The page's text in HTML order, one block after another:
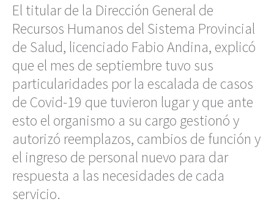
El titular de la Dirección General de
Recursos Humanos del Sistema Provincial
de Salud, licenciado Fabio Andina, explicó
que el mes de septiembre tuvo sus
particularidades por la escalada de casos
de Covid-19 que tuvieron lugar y que ante
esto el organismo a su cargo gestionó y
autorizó reemplazos, cambios de función y
el ingreso de personal nuevo para dar
respuesta a las necesidades de cada
servicio.